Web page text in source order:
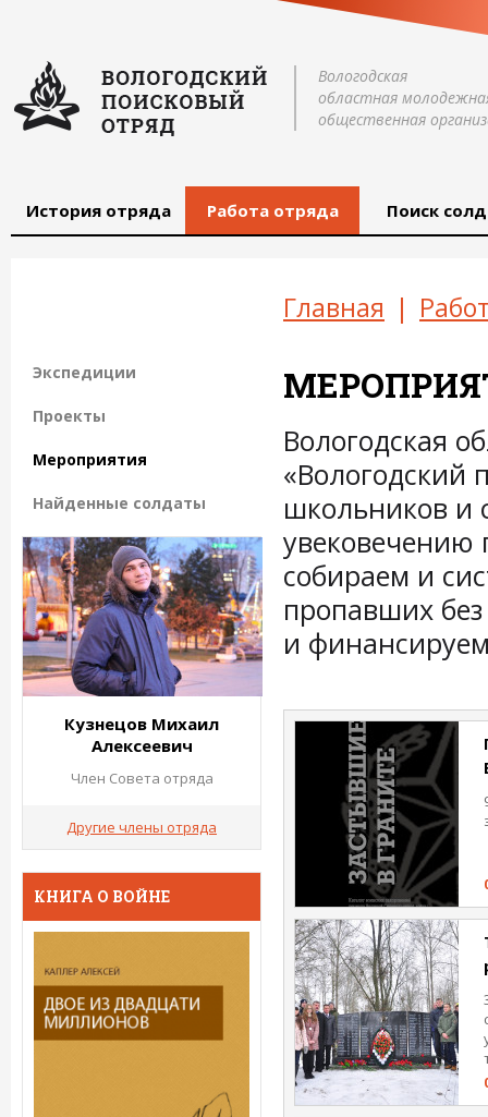
Вологодская
областная
общественная
История отряда Работа отряда Поиск
Главная |
Вологодская
«Вологодский
школьников и
собираем и
пропавших
и
Экспедиции
Проекты
Мероприятия
Найденные солдаты
Кузнецов Михаил
Алексеевич
Член Совета отряда
Другие члены отряда
КНИГА О ВОЙНЕ